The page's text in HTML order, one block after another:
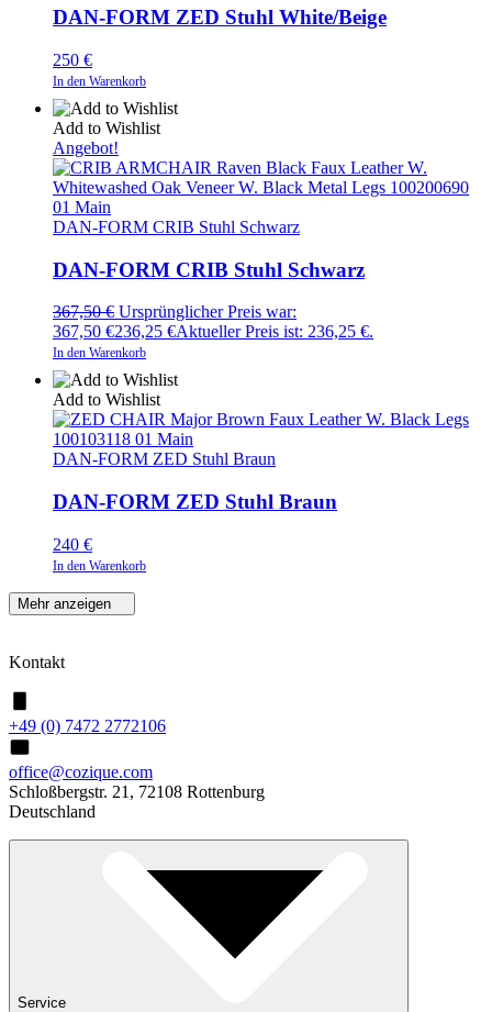
DAN-FORM ZED Stuhl White/Beige
250 €
In den Warenkorb
Add to Wishlist
Angebot!
DAN-FORM CRIB Stuhl Schwarz
DAN-FORM CRIB Stuhl Schwarz
367,50€ Ursprünglicher Preis war:
367,50 €236,25 €Aktueller Preis ist: 236,25 €.
In den Warenkorb
Add to Wishlist
DAN-FORM ZED Stuhl Braun
DAN-FORM ZED Stuhl Braun
240 €
In den Warenkorb
Mehr anzeigen
Kontakt
+49 (0) 7472 2772106
office@cozique.com
Schloßbergstr. 21, 72108 Rottenburg
Deutschland
Service